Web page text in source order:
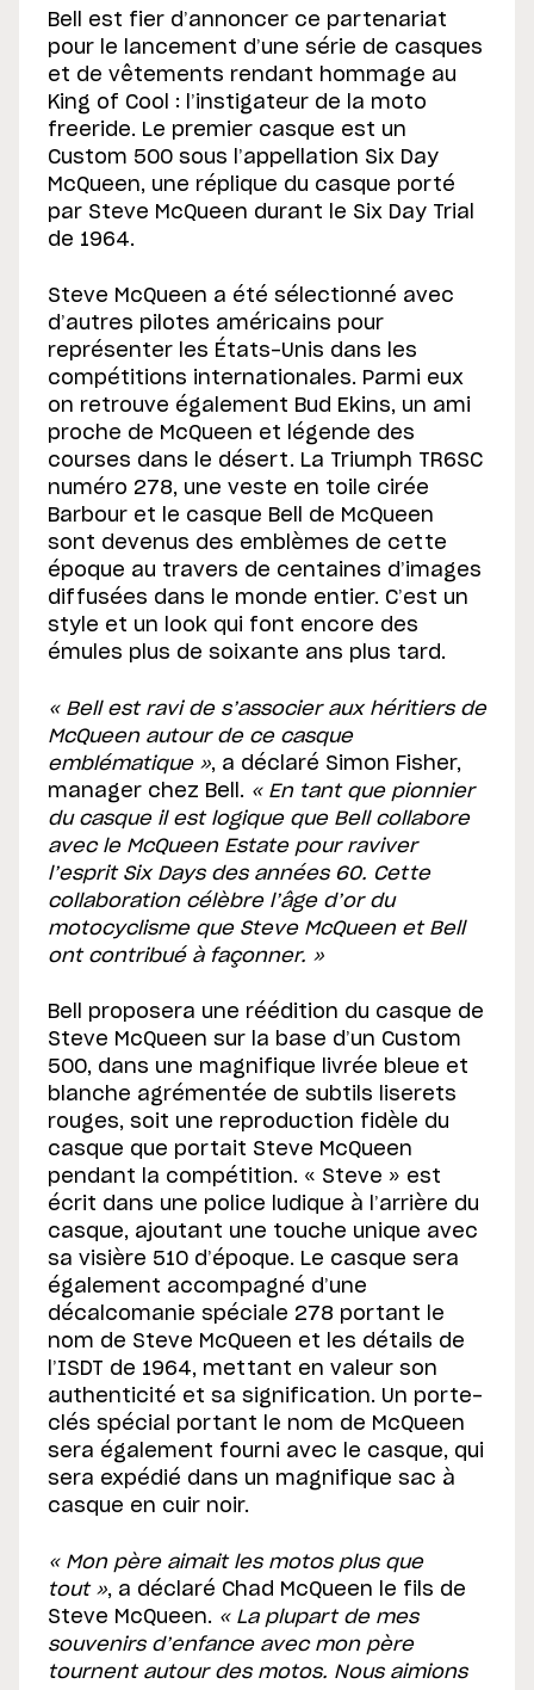
Bell est fier d’annoncer ce partenariat
pour le lancement d’une série de casques
et de vêtements rendant hommage au
King of Cool : l’instigateur de la moto
freeride. Le premier casque est un
Custom 500 sous l’appellation Six Day
McQueen, une réplique du casque porté
par Steve McQueen durant le Six Day Trial
de 1964.
Steve McQueen a été sélectionné avec
d’autres pilotes américains pour
représenter les États-Unis dans les
compétitions internationales. Parmi eux
on retrouve également Bud Ekins, un ami
proche de McQueen et légende des
courses dans le désert. La Triumph TR6SC
numéro 278, une veste en toile cirée
Barbour et le casque Bell de McQueen
sont devenus des emblèmes de cette
époque au travers de centaines d’images
diffusées dans le monde entier. C’est un
style et un look qui font encore des
émules plus de soixante ans plus tard.
« Bell est ravi de s’associer aux héritiers de
McQueen autour de ce casque
emblématique », a déclaré Simon Fisher,
manager chez Bell. « En tant que pionnier
du casque il est logique que Bell collabore
avec le McQueen Estate pour raviver
l’esprit Six Days des années 60. Cette
collaboration célèbre l’âge d’or du
motocyclisme que Steve McQueen et Bell
ont contribué à façonner. »
Bell proposera une réédition du casque de
Steve McQueen sur la base d’un Custom
500, dans une magnifique livrée bleue et
blanche agrémentée de subtils liserets
rouges, soit une reproduction fidèle du
casque que portait Steve McQueen
pendant la compétition. « Steve » est
écrit dans une police ludique à l’arrière du
casque, ajoutant une touche unique avec
sa visière 510 d’époque. Le casque sera
également accompagné d’une
décalcomanie spéciale 278 portant le
nom de Steve McQueen et les détails de
l’ISDT de 1964, mettant en valeur son
authenticité et sa signification. Un porte-
clés spécial portant le nom de McQueen
sera également fourni avec le casque, qui
sera expédié dans un magnifique sac à
casque en cuir noir.
« Mon père aimait les motos plus que
tout », a déclaré Chad McQueen le fils de
Steve McQueen. « La plupart de mes
souvenirs d’enfance avec mon père
tournent autour des motos. Nous aimions